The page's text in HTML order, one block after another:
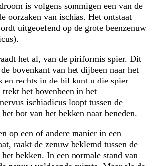
is volgens sommigen een van de
oorzaken van ischias. Het ontstaat
uitgeoefend op de grote beenzenuw
het al, van de piriformis spier. Dit
bovenkant van het dijbeen naar het
en rechts in de bil kunt u die spier
het bovenbeen in het
ischiadicus loopt tussen de
bot van het bekken naar beneden.
op een of andere manier in een
raakt de zenuw beklemd tussen de
bekken. In een normale stand van